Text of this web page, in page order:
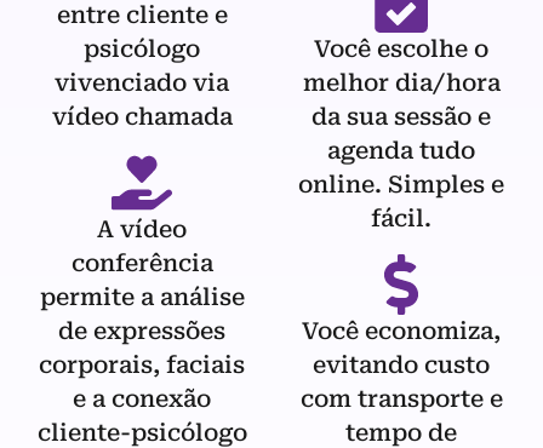
entre cliente e
psicólogo
vivenciado via
vídeo chamada
A vídeo
conferência
permite a análise
de expressões
corporais, faciais
e a conexão
cliente-psicólogo
Você escolhe o
melhor dia/hora
da sua sessão e
agenda tudo
online. Simples e
fácil.
Você economiza,
evitando custo
com transporte e
tempo de